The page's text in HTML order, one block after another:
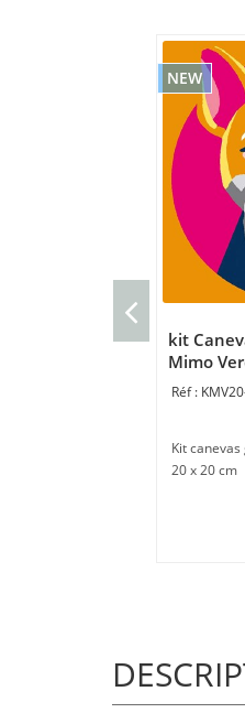
NEW
kit
Mimo
Kit
20 x 20 cm